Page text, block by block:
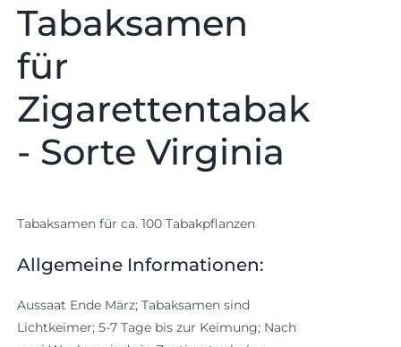
Tabaksamen
für
Zigarettentabak
- Sorte Virginia
Tabaksamen für ca. 100 Tabakpflanzen
Allgemeine Informationen:
Aussaat Ende März; Tabaksamen sind
Lichtkeimer; 5-7 Tage bis zur Keimung; Nach